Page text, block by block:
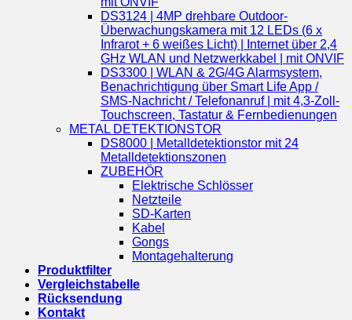
DS3124 | 4MP drehbare Outdoor-
Überwachungskamera mit 12 LEDs (6 x
Infrarot + 6 weißes Licht) | Internet über 2,4
GHz WLAN und Netzwerkkabel | mit ONVIF
DS3300 | WLAN & 2G/4G Alarmsystem,
Benachrichtigung über Smart Life App /
SMS-Nachricht / Telefonanruf | mit 4,3-Zoll-
Touchscreen, Tastatur & Fernbedienungen
METAL DETEKTIONSTOR
DS8000 | Metalldetektionstor mit 24
Metalldetektionszonen
ZUBEHÖR
Elektrische Schlösser
Netzteile
SD-Karten
Kabel
Gongs
Montagehalterung
Produktfilter
Vergleichstabelle
Rücksendung
Kontakt